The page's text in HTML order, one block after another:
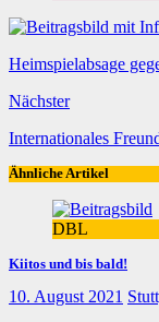
Heimspielabsage
Nächster
Internationales
Ähnliche Artikel
DBL
Kiitos und bis bald!
10. August 2021